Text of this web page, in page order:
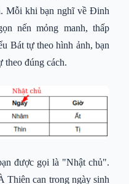
Mỗi khi bạn nghĩ về Đinh
nến mỏng manh, thấp
Bát tự theo hình ảnh, bạn
theo đúng cách.
được gọi là "Nhật chủ".
Thiên can trong ngày sinh